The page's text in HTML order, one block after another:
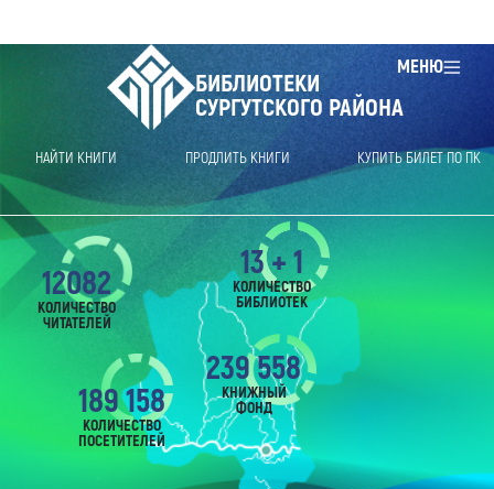
МЕНЮ
БИБЛИОТЕКИ
СУРГУТСКОГО РАЙОНА
НАЙТИ КНИГИ ПРОДЛИТЬ КНИГИ КУПИТЬ БИЛЕТ ПО ПК
12082
КОЛИЧЕСТВО
ЧИТАТЕЛЕЙ
189 158
КОЛИЧЕСТВО
ПОСЕТИТЕЛЕЙ
239 558
КНИЖНЫЙ
ФОНД
13 + 1
КОЛИЧЕСТВО
БИБЛИОТЕК